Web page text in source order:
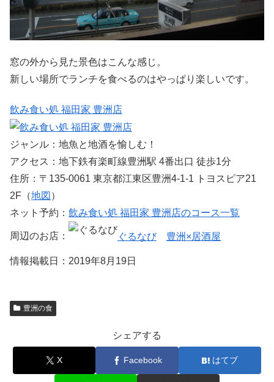
窓の外から見た景色はこんな感じ。
新しい場所でランチを食べるのはやっぱり楽しいです。
飲み食い処 福田家 豊洲店
ジャンル：地魚と地酒を愉しむ！
アクセス：地下鉄有楽町線豊洲駅 4番出口 徒歩1分
住所：〒135-0061 東京都江東区豊洲4-1-1 トヨスピア21
2F（地図 ）
ネット予約： 飲み食い処 福田家 豊洲店のコース一覧
周辺のお店： ぐるなび 豊洲×居酒屋
情報掲載日：2019年8月19日
豊洲の食
シェアする
X Facebook はてブ